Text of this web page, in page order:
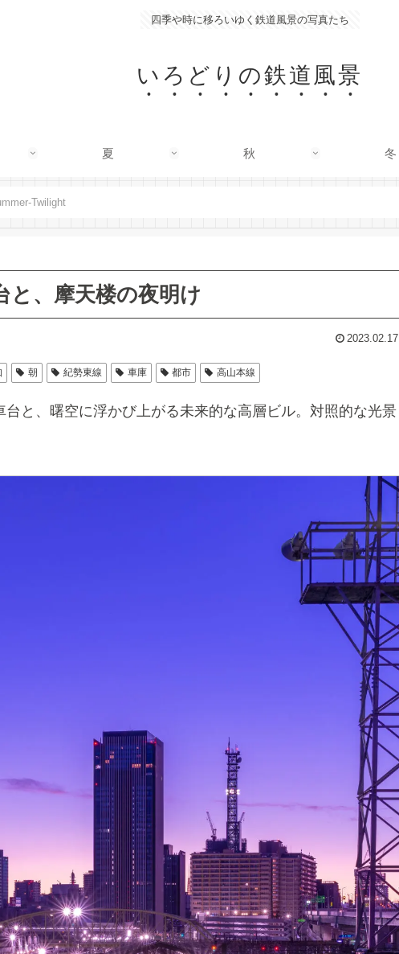
四季や時に移ろいゆく鉄道風景の写真たち
いろどりの鉄道風景
夏 秋 冬
Twilight
と、摩天楼の夜明け
2023.02.17
朝 紀勢東線 車庫 都市 高山本線
と、曙空に浮かび上がる未来的な高層ビル。対照的な光景